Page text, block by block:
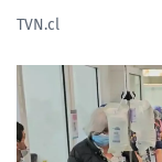
PROGRAMAS
TELESERIES
TVN.cl